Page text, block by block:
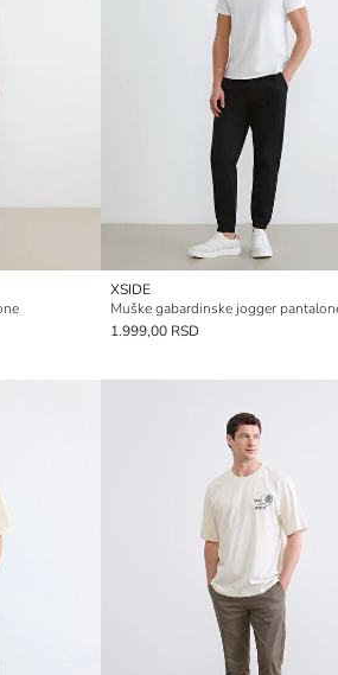
XSIDE
1.999,00 RSD